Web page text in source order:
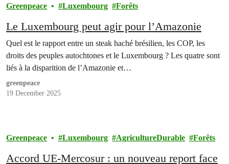
Greenpeace Luxembourg Forêts
Le Luxembourg peut agir pour l’Amazonie
Quel est le rapport entre un steak haché brésilien, les COP, les
droits des peuples autochtones et le Luxembourg ? Les quatre sont
liés à la disparition de l’Amazonie et…
greenpeace
19 December 2025
Greenpeace Luxembourg AgricultureDurable Forêts
Accord UE-Mercosur : un nouveau report face